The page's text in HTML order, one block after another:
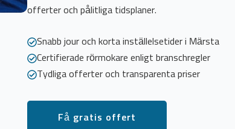
offerter och pålitliga tidsplaner.
Snabb jour och korta inställelsetider i Märsta
Certifierade rörmokare enligt branschregler
Tydliga offerter och transparenta priser
Få gratis offert